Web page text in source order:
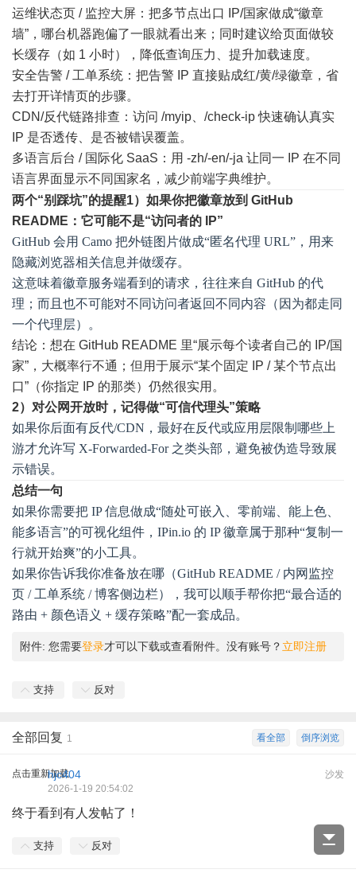
运维状态页 / 监控大屏：把多节点出口 IP/国家做成“徽章
墙”，哪台机器跑偏了一眼就看出来；同时建议给页面做较
长缓存（如 1 小时），降低查询压力、提升加载速度。
安全告警 / 工单系统：把告警 IP 直接贴成红/黄/绿徽章，省
去打开详情页的步骤。
CDN/反代链路排查：访问 /myip、/check-ip 快速确认真实
IP 是否透传、是否被错误覆盖。
多语言后台 / 国际化 SaaS：用 -zh/-en/-ja 让同一 IP 在不同
语言界面显示不同国家名，减少前端字典维护。
两个“别踩坑”的提醒1）如果你把徽章放到 GitHub
README：它可能不是“访问者的 IP”
GitHub 会用 Camo 把外链图片做成“匿名代理 URL”，用来
隐藏浏览器相关信息并做缓存。
这意味着徽章服务端看到的请求，往往来自 GitHub 的代
理；而且也不可能对不同访问者返回不同内容（因为都走同
一个代理层）。
结论：想在 GitHub README 里“展示每个读者自己的 IP/国
家”，大概率行不通；但用于展示“某个固定 IP / 某个节点出
口”（你指定 IP 的那类）仍然很实用。
2）对公网开放时，记得做“可信代理头”策略
如果你后面有反代/CDN，最好在反代或应用层限制哪些上
游才允许写 X-Forwarded-For 之类头部，避免被伪造导致展
示错误。
总结一句
如果你需要把 IP 信息做成“随处可嵌入、零前端、能上色、
能多语言”的可视化组件，IPin.io 的 IP 徽章属于那种“复制一
行就开始爽”的小工具。
如果你告诉我你准备放在哪（GitHub README / 内网监控
页 / 工单系统 / 博客侧边栏），我可以顺手帮你把“最合适的
路由 + 颜色语义 + 缓存策略”配一套成品。
附件: 您需要登录才可以下载或查看附件。没有账号？ 立即注册
支持 反对
倒序浏览
看全部
全部回复 1
点击重新加载 沙发
hjc404
2026-1-19 20:54:02
终于看到有人发帖了！
支持 反对